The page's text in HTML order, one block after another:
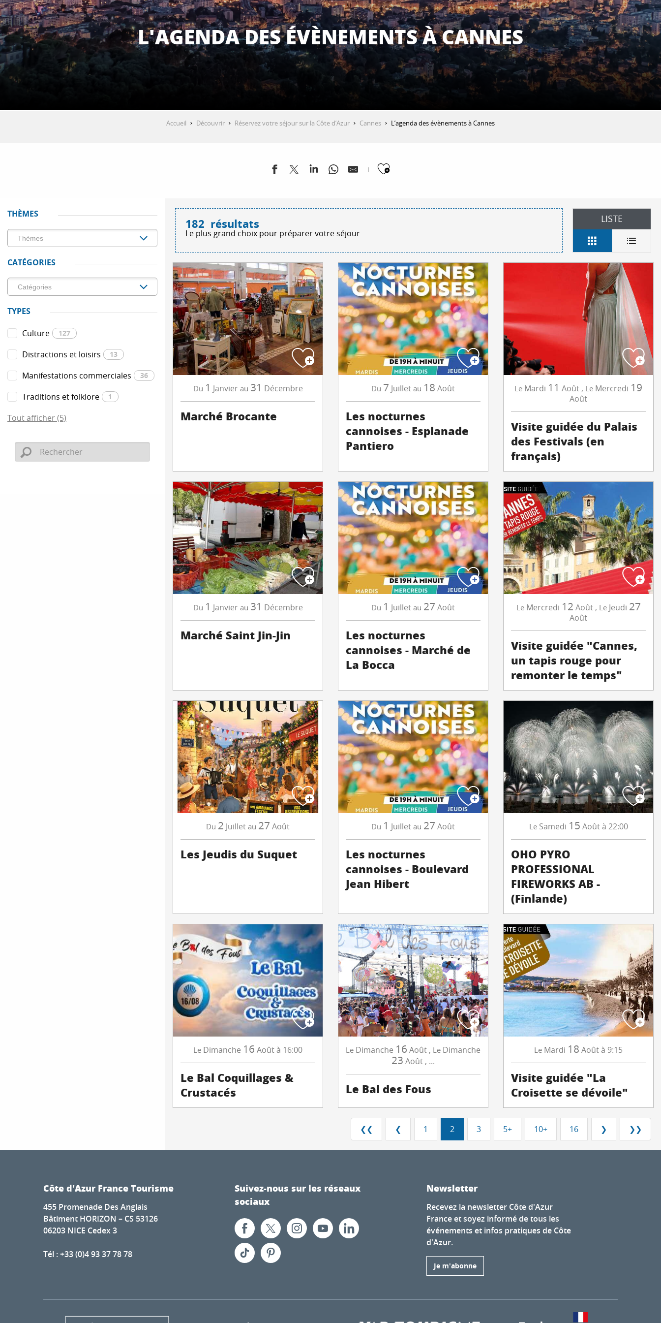
L'AGENDA DES ÉVÈNEMENTS À CANNES
Accueil Découvrir Réservez votre séjour sur la Côte d’Azur Cannes L’agenda des évènements à Cannes
Ajouter aux favoris
THÈMES
CATÉGORIES
TYPES
Culture 127
Distractions et loisirs 13
Manifestations commerciales 36
Traditions et folklore 1
Tout afficher (5)
182 résultats
Le plus grand choix pour préparer votre séjour
LISTE
Du 1 Janvier au 31 Décembre
Marché Brocante
Du 7 Juillet au 18 Août
Les nocturnes
cannoises - Esplanade
Pantiero
Le Mardi 11 Août , Le Mercredi 19
Août
Visite guidée du Palais
des Festivals (en
français)
Du 1 Janvier au 31 Décembre
Marché Saint Jin-Jin
Du 1 Juillet au 27 Août
Les nocturnes
cannoises - Marché de
La Bocca
Le Mercredi 12 Août, Le Jeudi 27
Août
Visite guidée "Cannes,
un tapis rouge pour
remonter le temps"
Du 2 Juillet au 27 Août
Les Jeudis du Suquet
Du 1 Juillet au 27 Août
Les nocturnes
cannoises - Boulevard
Jean Hibert
Le Samedi 15 Août à 22:00
OHO PYRO
PROFESSIONAL
FIREWORKS AB -
(Finlande)
Le Dimanche 16 Aoûtà 16:00
Le Bal Coquillages &
Crustacés
Le Dimanche 16 Août , Le Dimanche
23 Août , ...
Le Bal des Fous
Le Mardi 18 Aoûtà 9:15
Visite guidée "La
Croisette se dévoile"
❮❮ ❮ 1 2 3 5+ 10+ 16 ❯ ❯❯
Côte d'Azur France Tourisme
455 Promenade Des Anglais
Bâtiment HORIZON – CS 53126
06203 NICE Cedex 3
Tél : +33 (0)4 93 37 78 78
Suivez-nous sur les réseaux
sociaux
Newsletter
Recevez la newsletter Côte d'Azur
France et soyez informé de tous les
événements et infos pratiques de Côte
d'Azur.
Je m'abonne